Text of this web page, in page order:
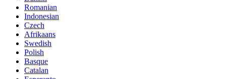
Romanian
Indonesian
Czech
Afrikaans
Swedish
Polish
Basque
Catalan